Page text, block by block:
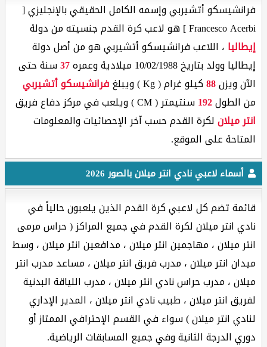
فرانشيسكو أتشيربي وإسمه الكامل الحقيقي بالإنجليزي [
Francesco Acerbi ] هو لاعب كرة القدم جنسيته من دولة
إيطاليا ، اللاعب فرانشيسكو أتشيربي هو من أصل دولة
إيطاليا وولد بتاريخ 10/02/1988 ميلادية وعمره
37سنة حتى
الآن ويزن88كيلو غرام ( Kg ) ويبلغ
فرانشيسكو أتشيربي
من الطول192سنتيمتر ( CM ) ويلعب في مركز دفاع فريق
انتر ميلانلكرة القدم حسب آخر الإحصائيات والمعلومات
المتاحة على الموقع.
أسماء لاعبي نادي انتر ميلان بالصور 2026
قائمة تضم كل لاعبي كرة القدم الذين يلعبون حالياً في
نادي انتر ميلان لكرة القدم في جميع المراكز ( حراس مرمى
انتر ميلان ، مهاجمين انتر ميلان ، مدافعين انتر ميلان ، وسط
ميدان انتر ميلان ، مدرب فريق انتر ميلان ، مساعد مدرب انتر
ميلان ، مدرب حراس نادي انتر ميلان ، مدرب اللياقة البدنية
لفريق انتر ميلان ، طبيب نادي انتر ميلان ، المدير الإداري
لنادي انتر ميلان ) سواء في القسم الإحترافي الممتاز أو
دوري الدرجة الثانية وفي جميع المسابقات الرياضية.